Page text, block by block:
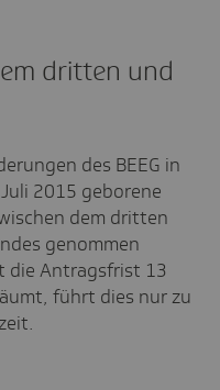
dritten und
des BEEG in
2015 geborene
dem dritten
genommen
die Antragsfrist 13
führt dies nur zu